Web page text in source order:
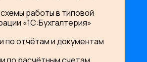
работы в типовой
«1С:Бухгалтерия»
по отчётам и документам